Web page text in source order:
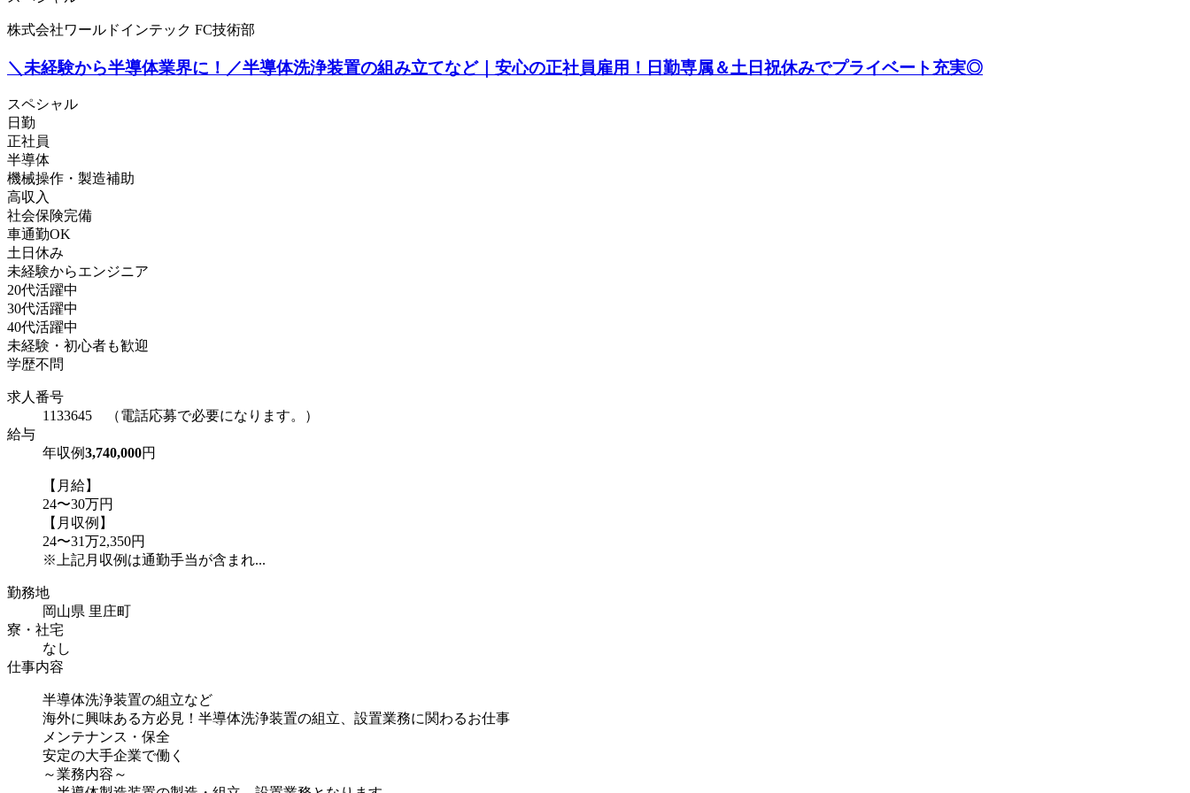
株式会社ワールドインテック FC技術部
＼未経験から半導体業界に！／半導体洗浄装置の組み立てなど｜安心の正社員雇用！日勤専属＆土日祝休みでプライベート充実◎
スペシャル
日勤
正社員
半導体
機械操作・製造補助
高収入
社会保険完備
車通勤OK
土日休み
未経験からエンジニア
20代活躍中
30代活躍中
40代活躍中
未経験・初心者も歓迎
学歴不問
求人番号
1133645 （電話応募で必要になります。）
給与
年収例3,740,000円
【月給】
24〜30万円
【月収例】
24〜31万2,350円
※上記月収例は通勤手当が含まれ...
勤務地
岡山県 里庄町
寮・社宅
なし
仕事内容
半導体洗浄装置の組立など
海外に興味ある方必見！半導体洗浄装置の組立、設置業務に関わるお仕事
メンテナンス・保全
安定の大手企業で働く
～業務内容～